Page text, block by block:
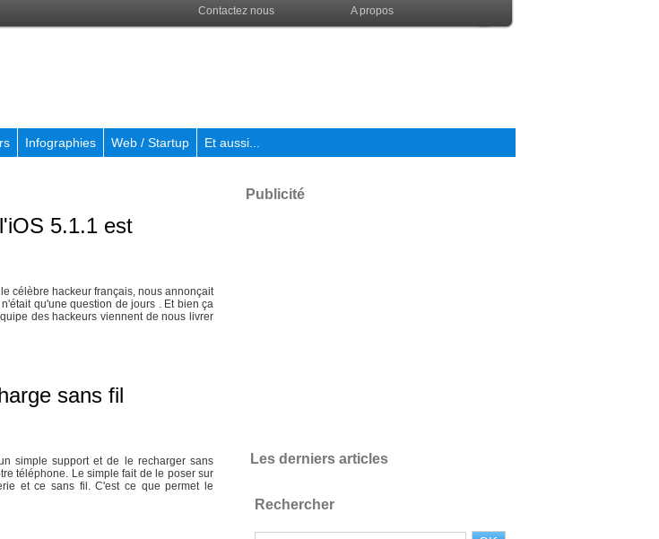
Contactez nous A propos
Infographies Web / Startup Et aussi...
5.1.1 est
célèbre hackeur français, nous annonçait
qu'une question de jours . Et bien ça
des hackeurs viennent de nous livrer
sans fil
simple support et de le recharger sans
téléphone. Le simple fait de le poser sur
et ce sans fil. C'est ce que permet le
Publicité
Les derniers articles
Rechercher